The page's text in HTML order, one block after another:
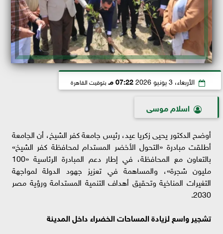
الأربعاء، 3 يونيو 2026 07:22 مـ بتوقيت القاهرة
اسلام موسى
أوضح الدكتور يحيى زكريا عيد، رئيس جامعة كفر الشيخ، أن الجامعة
أطلقت مبادرة «التحول الأخضر المستدام لمحافظة كفر الشيخ»
بالتعاون مع المحافظة، في إطار دعم المبادرة الرئاسية «100
مليون شجرة»، والمساهمة في تعزيز جهود الدولة لمواجهة
التغيرات المناخية وتحقيق أهداف التنمية المستدامة ورؤية مصر
2030.
تشجير واسع لزيادة المساحات الخضراء داخل المدينة